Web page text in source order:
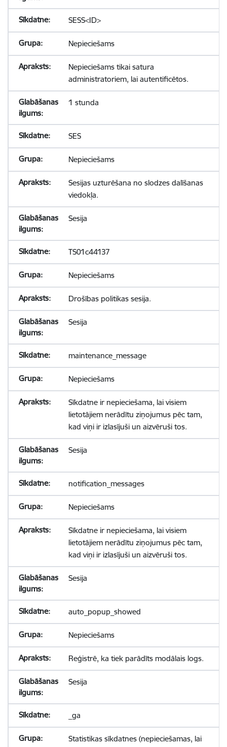
SESS<ID>
Nepieciešams
Nepieciešams tikai satura
administratoriem, lai autentificētos.
1 stunda
SES
Nepieciešams
Sesijas uzturēšana no slodzes dalīšanas
viedokļa.
Sesija
TS01c44137
Nepieciešams
Drošības politikas sesija.
Sesija
maintenance_message
Nepieciešams
Sīkdatne ir nepieciešama, lai visiem
lietotājiem nerādītu ziņojumus pēc tam,
kad viņi ir izlasījuši un aizvēruši tos.
Sesija
notification_messages
Nepieciešams
Sīkdatne ir nepieciešama, lai visiem
lietotājiem nerādītu ziņojumus pēc tam,
kad viņi ir izlasījuši un aizvēruši tos.
Sesija
auto_popup_showed
Nepieciešams
Reģistrē, ka tiek parādīts modālais logs.
Sesija
_ga
Statistikas sīkdatnes (nepieciešamas, lai